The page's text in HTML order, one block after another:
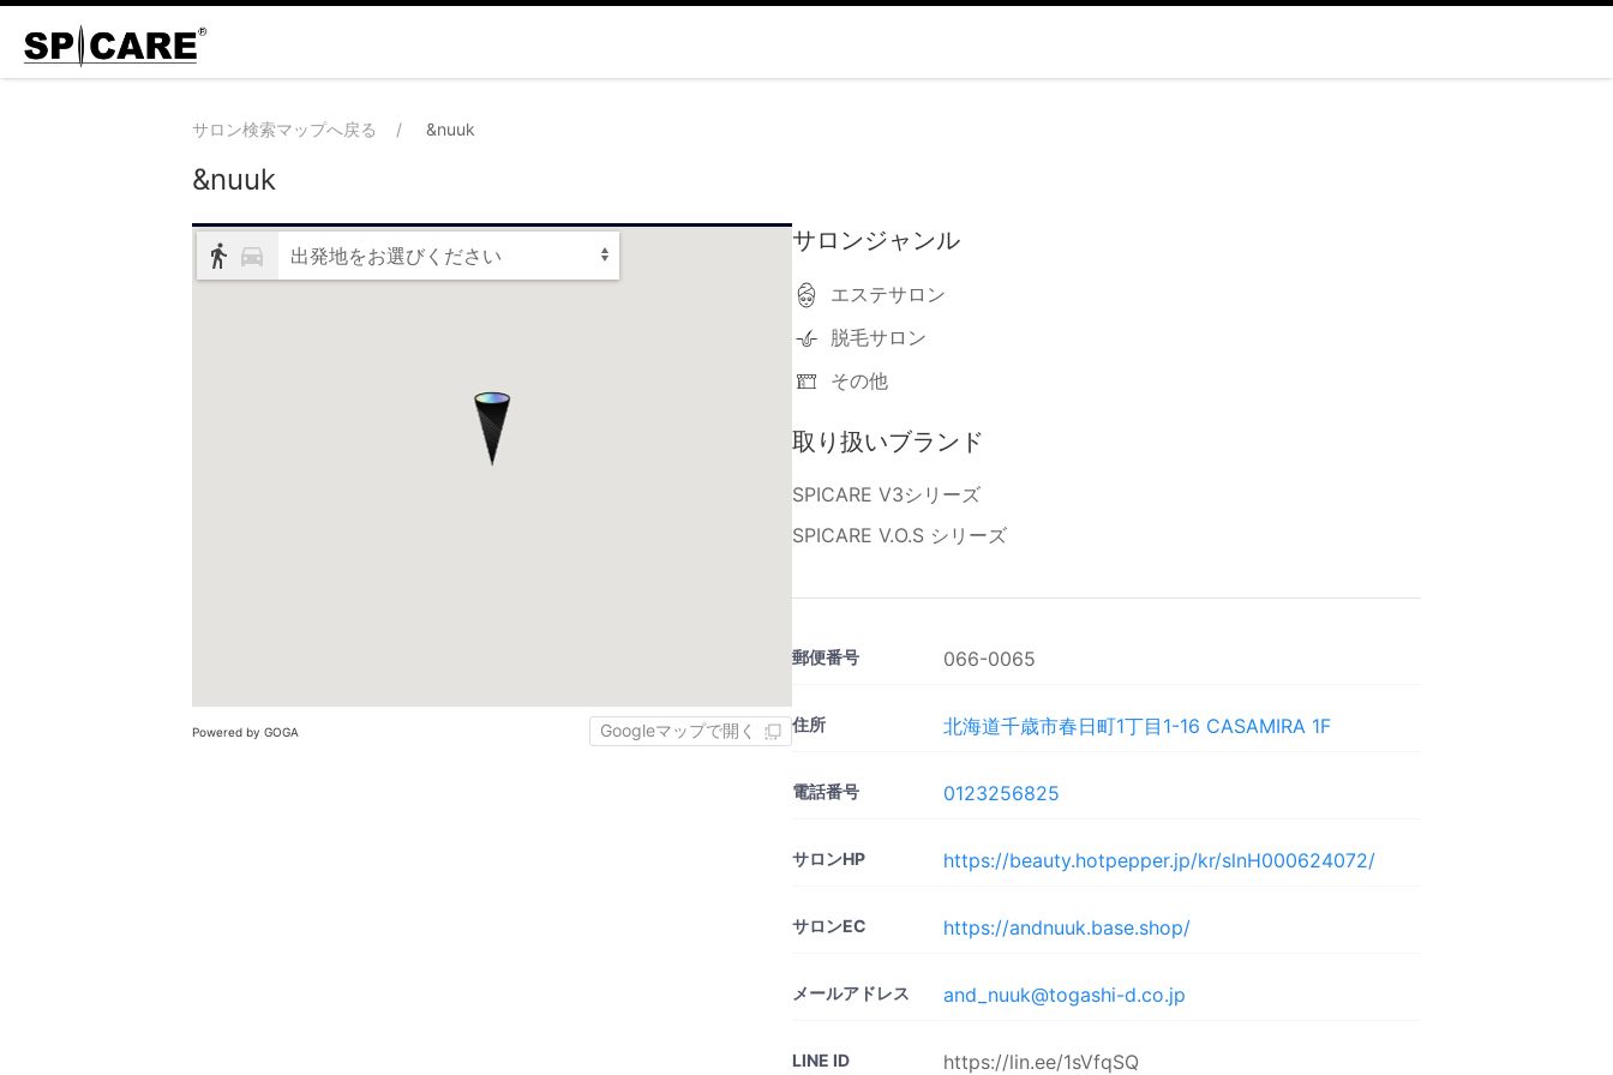
サロン検索マップへ戻る &nuuk
&nuuk
出発地をお選びください
Powered by GOGA Googleマップで開く
サロンジャンル
エステサロン
脱毛サロン
その他
取り扱いブランド
SPICARE V3シリーズ
SPICARE V.O.S シリーズ
郵便番号 066-0065
住所 北海道千歳市春日町1丁目1-16 CASAMIRA 1F
電話番号 0123256825
サロンHP https://beauty.hotpepper.jp/kr/slnH000624072/
サロンEC https://andnuuk.base.shop/
メールアドレス and_nuuk@togashi-d.co.jp
LINE ID https://lin.ee/1sVfqSQ